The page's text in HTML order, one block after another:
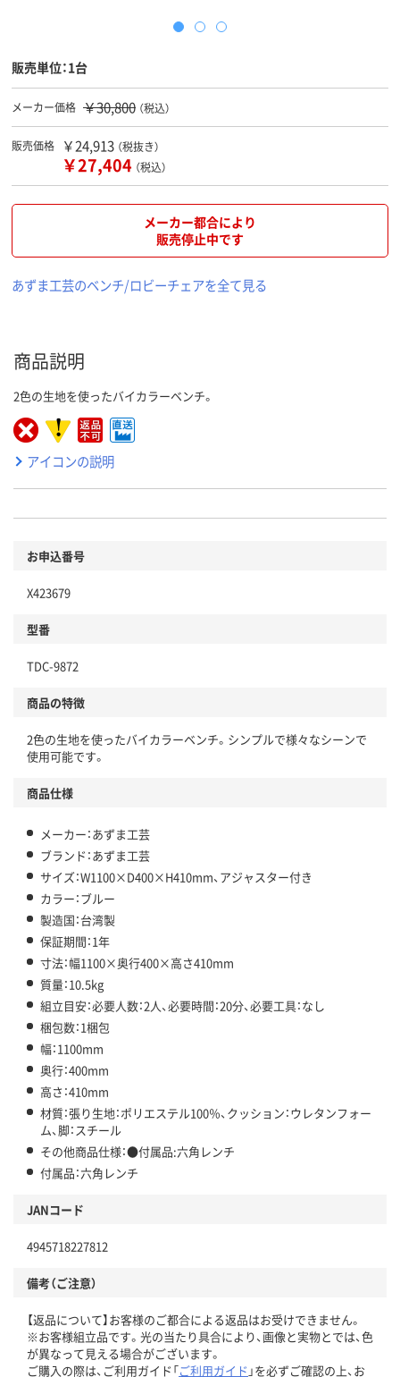
販売単位：1台
メーカー価格 ￥30,800 （税込）
販売価格 ￥24,913 （税抜き）
￥27,404 （税込）
メーカー都合により
販売停止中です
あずま工芸のベンチ/ロビーチェアを全て見る
商品説明
2色の生地を使ったバイカラーベンチ。
アイコンの説明
お申込番号
X423679
型番
TDC-9872
商品の特徴
2色の生地を使ったバイカラーベンチ。シンプルで様々なシーンで
使用可能です。
商品仕様
メーカー：あずま工芸
ブランド：あずま工芸
サイズ：W1100×D400×H410mm、アジャスター付き
カラー：ブルー
製造国：台湾製
保証期間：1年
寸法：幅1100×奥行400×高さ410mm
質量：10.5kg
組立目安：必要人数：2人、必要時間：20分、必要工具：なし
梱包数：1梱包
幅：1100mm
奥行：400mm
高さ：410mm
材質：張り生地：ポリエステル100％、クッション：ウレタンフォー
ム、脚：スチール
その他商品仕様：●付属品:六角レンチ
付属品：六角レンチ
JANコード
4945718227812
備考（ご注意）
【返品について】お客様のご都合による返品はお受けできません。
※お客様組立品です。光の当たり具合により、画像と実物とでは、色
が異なって見える場合がございます。
ご購入の際は、ご利用ガイド「ご利用ガイド 」を必ずご確認の上、お